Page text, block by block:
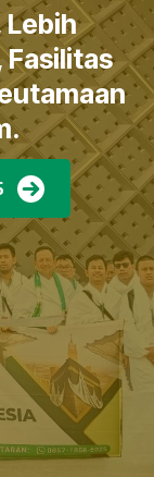
Lebih
Fasilitas